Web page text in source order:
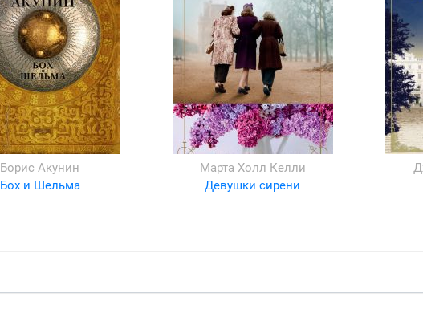
Борис Акунин
Бох и Шельма
Марта Холл Келли
Девушки сирени